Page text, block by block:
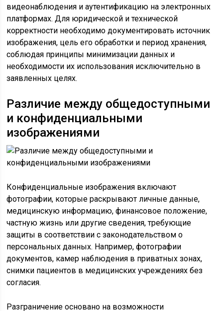
видеонаблюдения и аутентификацию на электронных
платформах. Для юридической и технической
корректности необходимо документировать источник
изображения, цель его обработки и период хранения,
соблюдая принципы минимизации данных и
необходимости их использования исключительно в
заявленных целях.
Различие между общедоступными
и конфиденциальными
изображениями
Конфиденциальные изображения включают
фотографии, которые раскрывают личные данные,
медицинскую информацию, финансовое положение,
частную жизнь или другие сведения, требующие
защиты в соответствии с законодательством о
персональных данных. Например, фотографии
документов, камер наблюдения в приватных зонах,
снимки пациентов в медицинских учреждениях без
согласия.
Разграничение основано на возможности